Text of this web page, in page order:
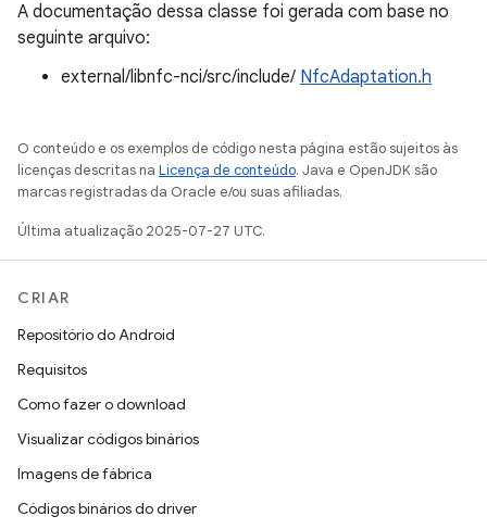
A documentação dessa classe foi gerada com base no
seguinte arquivo:
external/libnfc-nci/src/include/ NfcAdaptation.h
O conteúdo e os exemplos de código nesta página estão sujeitos às
licenças descritas na Licença de conteúdo. Java e OpenJDK são
marcas registradas da Oracle e/ou suas afiliadas.
Última atualização 2025-07-27 UTC.
CRIAR
Repositório do Android
Requisitos
Como fazer o download
Visualizar códigos binários
Imagens de fábrica
Códigos binários do driver